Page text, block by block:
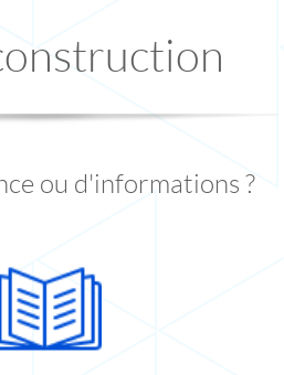
ou d'informations ?